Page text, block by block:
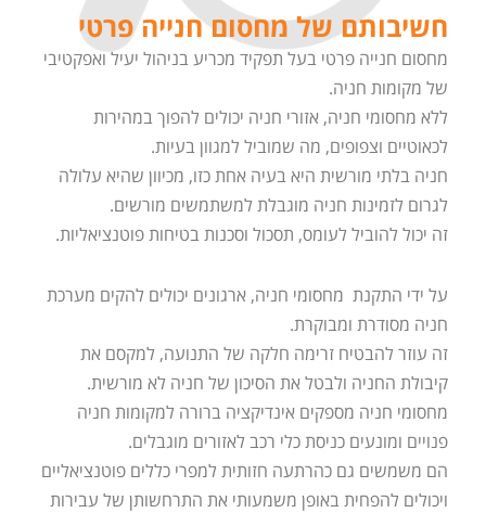
חשיבותם של מחסום חנייה פרטי
מחסום חנייה פרטי בעל תפקיד מכריע בניהול יעיל ואפקטיבי
של מקומות חניה.
ללא מחסומי חניה, אזורי חניה יכולים להפוך במהירות
לכאוטיים וצפופים, מה שמוביל למגוון בעיות.
חניה בלתי מורשית היא בעיה אחת כזו, מכיוון שהיא עלולה
לגרום לזמינות חניה מוגבלת למשתמשים מורשים.
זה יכול להוביל לעומס, תסכול וסכנות בטיחות פוטנציאליות.
על ידי התקנת מחסומי חניה, ארגונים יכולים להקים מערכת
חניה מסודרת ומבוקרת.
זה עוזר להבטיח זרימה חלקה של התנועה, למקסם את
קיבולת החניה ולבטל את הסיכון של חניה לא מורשית.
מחסומי חניה מספקים אינדיקציה ברורה למקומות חניה
פנויים ומונעים כניסת כלי רכב לאזורים מוגבלים.
הם משמשים גם כהרתעה חזותית למפרי כללים פוטנציאליים
ויכולים להפחית באופן משמעותי את התרחשותן של עבירות